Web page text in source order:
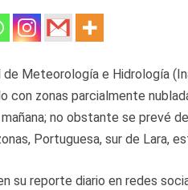
Meteorología e Hidrología
con zonas parcialmente
no obstante se prevé
Portuguesa, sur de Lara,
su reporte diario en redes